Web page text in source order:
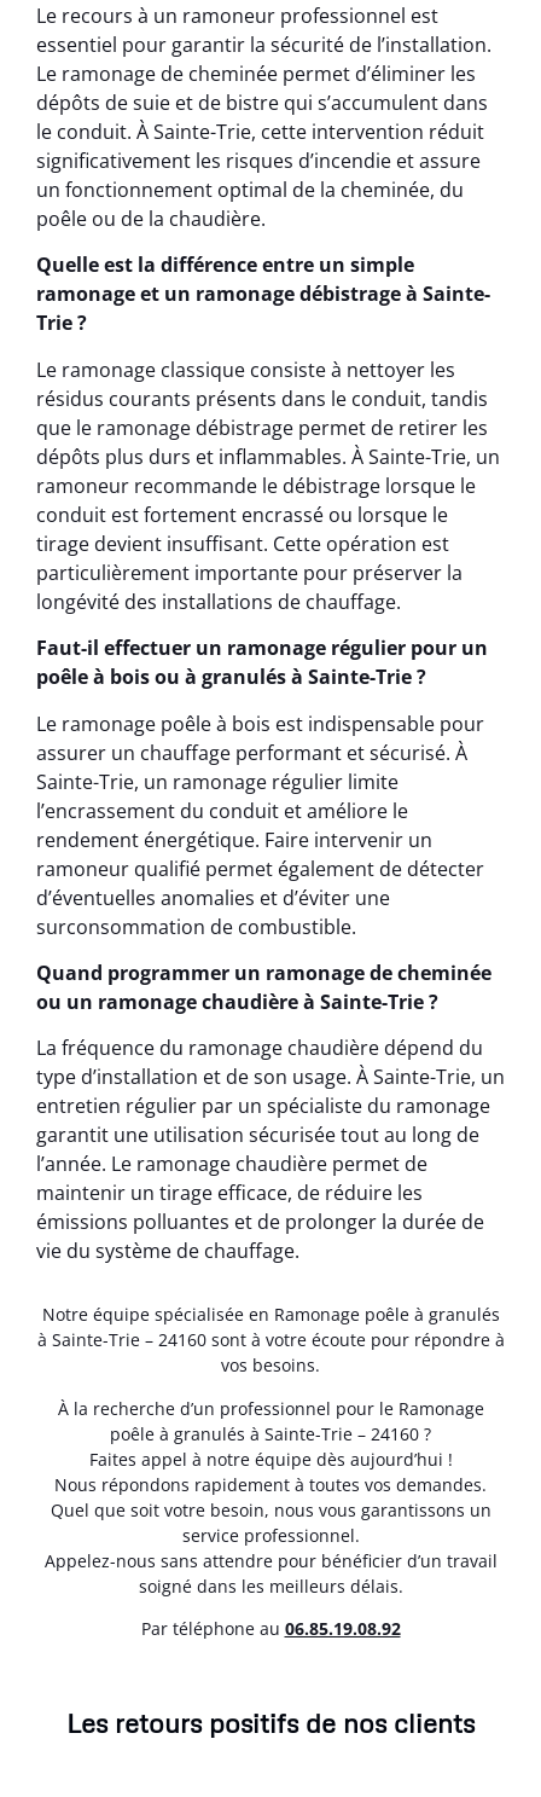
Le recours à un ramoneur professionnel est
essentiel pour garantir la sécurité de l’installation.
Le ramonage de cheminée permet d’éliminer les
dépôts de suie et de bistre qui s’accumulent dans
le conduit. À Sainte-Trie, cette intervention réduit
significativement les risques d’incendie et assure
un fonctionnement optimal de la cheminée, du
poêle ou de la chaudière.
Quelle est la différence entre un simple
ramonage et un ramonage débistrage à Sainte-
Trie ?
Le ramonage classique consiste à nettoyer les
résidus courants présents dans le conduit, tandis
que le ramonage débistrage permet de retirer les
dépôts plus durs et inflammables. À Sainte-Trie, un
ramoneur recommande le débistrage lorsque le
conduit est fortement encrassé ou lorsque le
tirage devient insuffisant. Cette opération est
particulièrement importante pour préserver la
longévité des installations de chauffage.
Faut-il effectuer un ramonage régulier pour un
poêle à bois ou à granulés à Sainte-Trie ?
Le ramonage poêle à bois est indispensable pour
assurer un chauffage performant et sécurisé. À
Sainte-Trie, un ramonage régulier limite
l’encrassement du conduit et améliore le
rendement énergétique. Faire intervenir un
ramoneur qualifié permet également de détecter
d’éventuelles anomalies et d’éviter une
surconsommation de combustible.
Quand programmer un ramonage de cheminée
ou un ramonage chaudière à Sainte-Trie ?
La fréquence du ramonage chaudière dépend du
type d’installation et de son usage. À Sainte-Trie, un
entretien régulier par un spécialiste du ramonage
garantit une utilisation sécurisée tout au long de
l’année. Le ramonage chaudière permet de
maintenir un tirage efficace, de réduire les
émissions polluantes et de prolonger la durée de
vie du système de chauffage.
Notre équipe spécialisée en Ramonage poêle à granulés
à Sainte-Trie – 24160 sont à votre écoute pour répondre à
vos besoins.
À la recherche d’un professionnel pour le Ramonage
poêle à granulés à Sainte-Trie – 24160 ?
Faites appel à notre équipe dès aujourd’hui !
Nous répondons rapidement à toutes vos demandes.
Quel que soit votre besoin, nous vous garantissons un
service professionnel.
Appelez-nous sans attendre pour bénéficier d’un travail
soigné dans les meilleurs délais.
Par téléphone au 06.85.19.08.92
Les retours positifs de nos clients